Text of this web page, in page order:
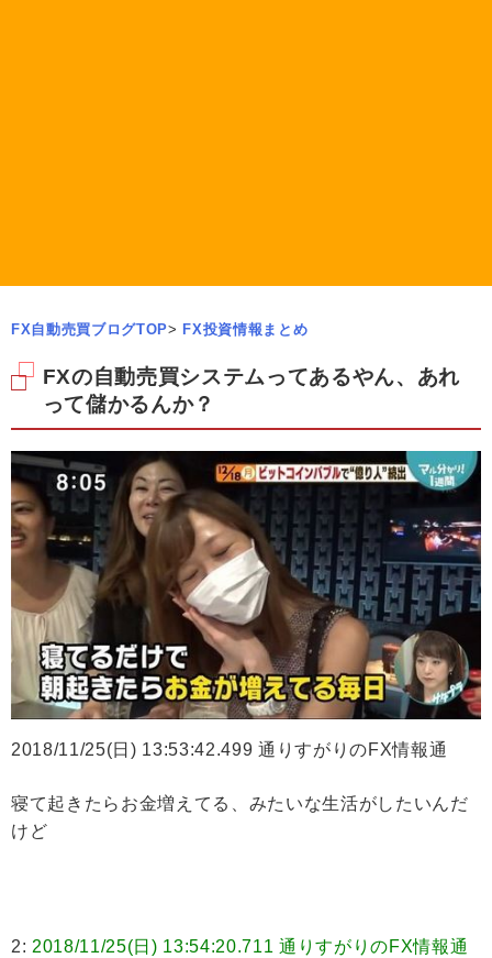
FX自動売買ブログTOP> FX投資情報まとめ
FXの自動売買システムってあるやん、あれ
って儲かるんか？
2018/11/25(日) 13:53:42.499 通りすがりのFX情報通
寝て起きたらお金増えてる、みたいな生活がしたいんだ
けど
2: 2018/11/25(日) 13:54:20.711 通りすがりのFX情報通